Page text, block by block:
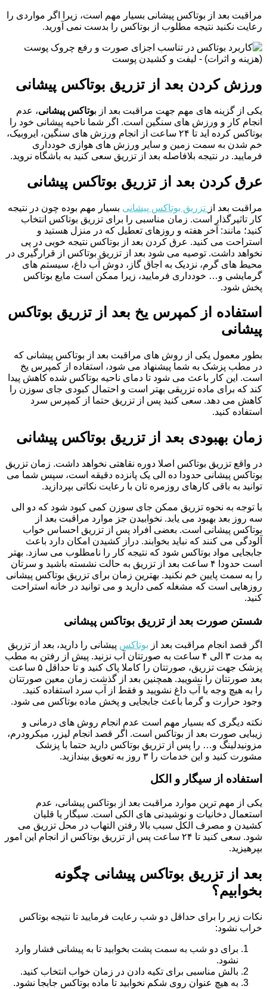
مراقبت بعد از بوتاکس پیشانی بسیار مهم است، زیرا اگر مواردی را
رعایت نکنید نتیجه مطلوب از بوتاکس را بدست نمی آورید.
ورزش کردن بعد از تزریق بوتاکس پیشانی
یکی از گزینه های مهم جهت مراقبت بعد از بوتاکس پیشانی، عدم
انجام کار و ورزش های سنگین است. اگر شما ناحیه پیشانی خود را
بوتاکس کرده اید تا ۲۴ ساعت از انجام ورزش های سنگین، ایروبیک،
خم شدن به سمت زمین و سایر ورزش های هوازی خودداری
فرمایید. در نتیجه بلافاصله بعد از تزریق سعی کنید به باشگاه نروید.
عرق کردن بعد از تزریق بوتاکس پیشانی
مراقبت بعد از تزریق بوتاکس پیشانی بسیار مهم بوده چون در نتیجه
کار تاثیرگذار است. زمان مناسبی را برای تزریق بوتاکس انتخاب
کنید؛ مانند: آخر هفته و روزهای تعطیل که در منزل هستید و
استراحت می کنید. عرق کردن بعد از بوتاکس نتیجه خوبی در پی
نخواهد داشت. توصیه می شود بعد از تزریق بوتاکس از قرارگیری در
محیط های گرم، نزدیک به اجاق گاز، دوش آب داغ، سیستم های
گرمایشی و… خودداری فرمایید، زیرا ممکن است مایع بوتاکس
پخش شود.
استفاده از کمپرس یخ بعد از تزریق بوتاکس
پیشانی
بطور معمول یکی از روش های مراقبت بعد از بوتاکس پیشانی که
در مطب پزشک به شما پیشنهاد می شود، استفاده از کمپرس یخ
است. این کار باعث می شود تا دمای ناحیه بوتاکس شده کاهش پیدا
کند که برای ماده تزریقی بهتر است و احتمال کبودی جای سوزن را
کاهش می دهد. سعی کنید پس از تزریق حتما از کمپرس سرد
استفاده کنید.
زمان بهبودی بعد از تزریق بوتاکس پیشانی
در واقع تزریق بوتاکس اصلا دوره نقاهتی نخواهد داشت. زمان تزریق
بوتاکس پیشانی حدودا ده الی یک پانزده دقیقه است، سپس شما می
توانید به باقی کارهای روزمره تان با رعایت نکاتی بپردازید.
با توجه به نحوه تزریق ممکن جای سوزن کمی کبود شود که دو الی
سه روز بعد بهبود می یابد. نخوابیدن جز موارد مراقبت بعد از
بوتاکس پیشانی است. بعضی افراد پس از تزریق احساس خواب
آلودگی می کنند که نباید بخوابند. دراز کشیدن امکان دارد باعث
جابجایی مواد بوتاکس شود که نتیجه کار را نامطلوب می سازد. بهتر
است حدودا ۴ ساعت بعد از تزریق به حالت نشسته باشید و سرتان
را به سمت پایین خم نکنید. بهترین زمان برای تزریق بوتاکس پیشانی
روزهایی است که مشغله کمی دارید و می توانید در خانه استراحت
کنید.
شستن صورت بعد از تزریق بوتاکس پیشانی
اگر قصد انجام مراقبت بعد از بوتاکس پیشانی را دارید، بعد از تزریق
به مدت ۳ الی ۴ ساعت به صورتتان آب نزنید. پیش از رفتن به مطب
پزشک جهت تزریق، صورتتان را کاملا پاک کنید و تا حداقل ۵ ساعت
بعد صورتتان را نشویید. همچنین بعد از گذشت زمان معین صورتتان
را به هیچ وجه با آب داغ نشویید و فقط از آب سرد استفاده کنید.
وجود حرارت و گرما باعث جابجایی و پخش ماده بوتاکس می شود.
نکته دیگری که بسیار مهم است عدم انجام روش های درمانی و
زیبایی صورت بعد از بوتاکس است. اگر قصد انجام لیزر، میکرودرم،
مزونیدلینگ و… را پس از تزریق بوتاکس دارید حتما با پزشک
مشورت کنید و این خدمات را ۳ روز به تعویق بیندازید.
استفاده از سیگار و الکل
یکی از مهم ترین موارد مراقبت بعد از بوتاکس پیشانی، عدم
استعمال دخانیات و نوشیدنی های الکی است. سیگار یا قلیان
کشیدن و مصرف الکل سبب بالا رفتن التهاب در محل تزریق می
شود. سعی کنید تا ۲۴ ساعت پس از تزریق بوتاکس از انجام این امور
بپرهیزید.
بعد از تزریق بوتاکس پیشانی چگونه
بخوابیم؟
نکات زیر را برای حداقل دو شب رعایت فرمایید تا نتیجه بوتاکس
خراب نشود:
برای دو شب به سمت پشت بخوابید تا به پیشانی فشار وارد
نشود.
بالش مناسبی برای تکیه دادن در زمان خواب انتخاب کنید.
به هیچ عنوان روی شکم نخوابید تا ماده بوتاکس جابجا نشود.